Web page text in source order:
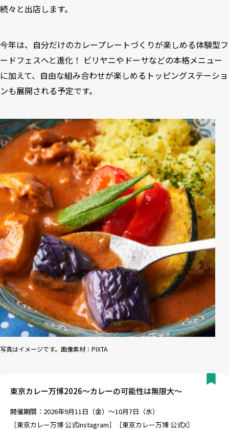
続々と出店します。
今年は、自分だけのカレープレートづくりが楽しめる体験型フ
ードフェスへと進化！ ビリヤニやドーサなどの本格メニュー
に加えて、自由な組み合わせが楽しめるトッピングステーショ
ンも展開される予定です。
写真はイメージです。画像素材：PIXTA
東京カレー万博2026～カレーの可能性は無限大～
開催期間：2026年9月11日（金）～10月7日（水）
［東京カレー万博 公式Instagram］［東京カレー万博 公式X］